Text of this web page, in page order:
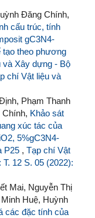
Đăng Chính,
cấu trúc, tính
gC3N4-
tạo theo phương
và Xây dựng - Bộ
chí Vật liệu và
Phạm Thanh
Khảo sát
xúc tác của
5%gC3N4-
P25 , Tạp chí Vật
12 S. 05 (2022):
Mai, Nguyễn Thị
Huệ, Huỳnh
các đặc tính của